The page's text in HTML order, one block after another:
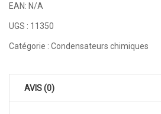
EAN: N/A
UGS : 11350
Catégorie : Condensateurs chimiques
AVIS (0)